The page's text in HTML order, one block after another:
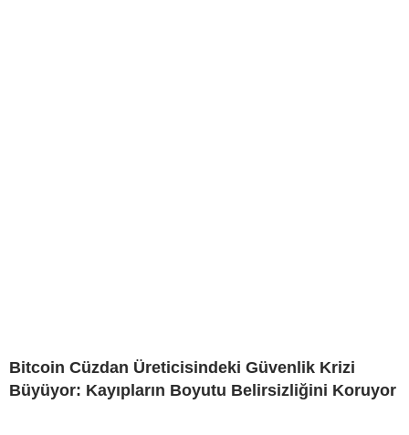
Bitcoin Cüzdan Üreticisindeki Güvenlik Krizi
Büyüyor: Kayıpların Boyutu Belirsizliğini Koruyor